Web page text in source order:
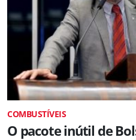
COMBUSTÍVEIS
O pacote inútil de